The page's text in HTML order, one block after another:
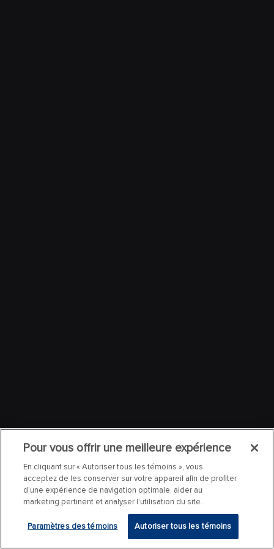
Pour vous offrir une meilleure expérience
En cliquant sur « Autoriser tous les témoins », vous
acceptez de les conserver sur votre appareil afin de profiter
d’une expérience de navigation optimale, aider au
marketing pertinent et analyser l’utilisation du site.
Paramètres des témoins Autoriser tous les témoins